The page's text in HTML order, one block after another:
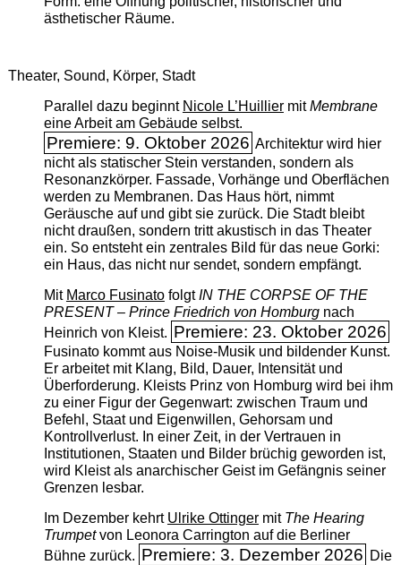
ästhetischer Räume.
Theater, Sound, Körper, Stadt
Parallel dazu beginnt Nicole L’Huilliermit ­Membrane
eine Arbeit am Gebäude selbst.
Premiere: 9. Oktober 2026 Architektur wird hier
nicht als statischer Stein verstanden, sondern als
Resonanzkörper. Fassade, Vorhänge und Oberflächen
werden zu Membranen. Das Haus hört, nimmt
Geräusche auf und gibt sie zurück. Die Stadt bleibt
nicht draußen, sondern tritt akustisch in das Theater
ein. So entsteht ein zentrales Bild für das neue Gorki:
ein Haus, das nicht nur sendet, sondern empfängt.
Mit Marco FusinatofolgtIN THE CORPSE OF THE
PRESENT – Prince Friedrich von Homburgnach
Heinrich von Kleist. Premiere: 23. Oktober 2026
Fusinato kommt aus Noise-Musik und bildender Kunst.
Er arbeitet mit Klang, Bild, Dauer, Intensität und
Überforderung. Kleists Prinz von Homburg wird bei ihm
zu einer Figur der Gegenwart: zwischen Traum und
Befehl, Staat und Eigenwillen, Gehorsam und
Kontrollverlust. In einer Zeit, in der Vertrauen in
Institutionen, Staaten und Bilder brüchig geworden ist,
wird Kleist als anarchischer Geist im Gefängnis seiner
Grenzen lesbar.
Im Dezember kehrt Ulrike Ottingermit The ­Hearing
Trumpetvon Leonora Carrington auf die Berliner
Bühne zurück. Premiere: 3. Dezember 2026 Die